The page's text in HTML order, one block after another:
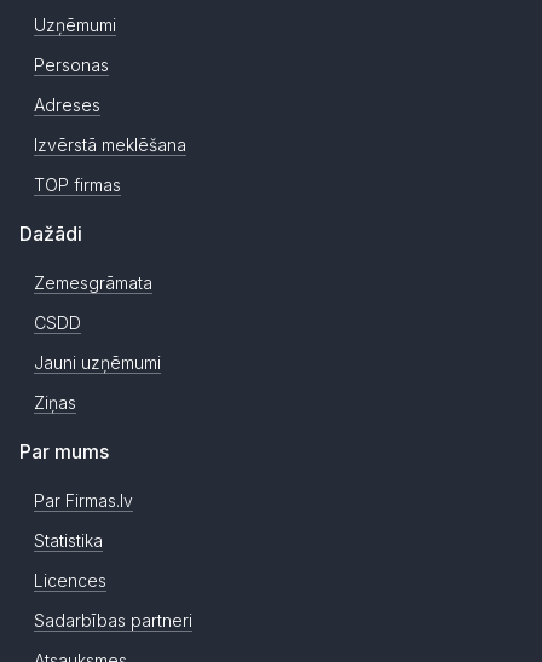
Uzņēmumi
Personas
Adreses
Izvērstā meklēšana
TOP firmas
Dažādi
Zemesgrāmata
CSDD
Jauni uzņēmumi
Ziņas
Par mums
Par Firmas.lv
Statistika
Licences
Sadarbības partneri